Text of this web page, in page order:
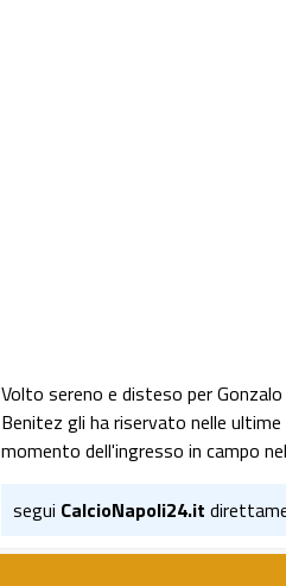
Volto sereno e disteso per
Benitez gli ha riservato nelle
momento dell'ingresso in campo
segui CalcioNapoli24.it